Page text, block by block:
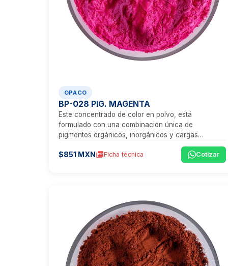
OPACO
BP-028 PIG. MAGENTA
Este concentrado de color en polvo, está
formulado con una combinación única de
pigmentos orgánicos, inorgánicos y cargas
minerales, que proporcionan un tono magenta
vibrante, ideal para aplicaciones que exigen
visibilidad, estética y un rendimiento técnico
$851 MXNpicture_as_pdfFicha técnica Cotizar